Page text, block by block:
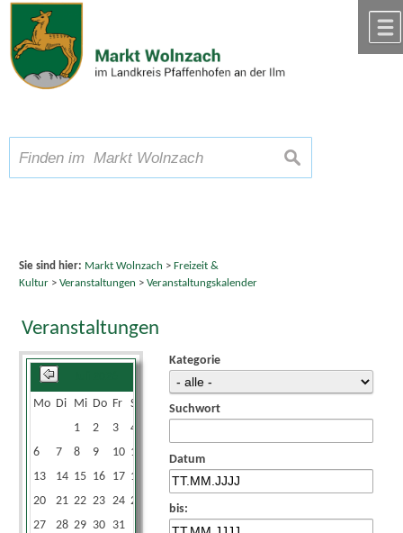
Zum Inhalt,zur Navigation
Schriftgröße A A A suchen
Sie sind hier: Markt Wolnzach > Freizeit &
Kultur> Veranstaltungen > Veranstaltungskalender
Veranstaltungen
Mo Di Mi Do Fr Sa
1
2 3 4
6
7 8 9 10 11
13
14 15 16 17 18
20
21 22 23 24 25
27
28 29 30 31
Kategorie
Suchwort
Datum
bis: